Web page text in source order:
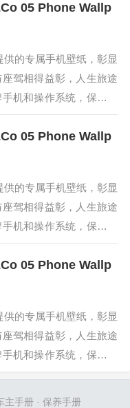
05 Phone Wallp
的专属手机壁纸，彰显
驾相得益彰，人生旅途
机和操作系统，保存高
克05是领克旗下全新紧
05 Phone Wallp
的专属手机壁纸，彰显
驾相得益彰，人生旅途
机和操作系统，保存高
克05是领克旗下全新紧
05 Phone Wallp
的专属手机壁纸，彰显
驾相得益彰，人生旅途
机和操作系统，保存高
主手册· 保养手册